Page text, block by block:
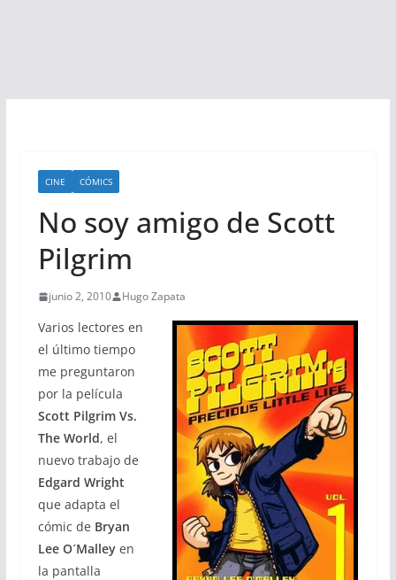
CINE CÓMICS
No soy amigo de Scott
Pilgrim
junio 2, 2010 Hugo Zapata
Varios lectores en
el último tiempo
me preguntaron
por la película
Scott Pilgrim Vs.
The World, el
nuevo trabajo de
Edgard Wright
que adapta el
cómic de Bryan
Lee O´Malleyen
la pantalla